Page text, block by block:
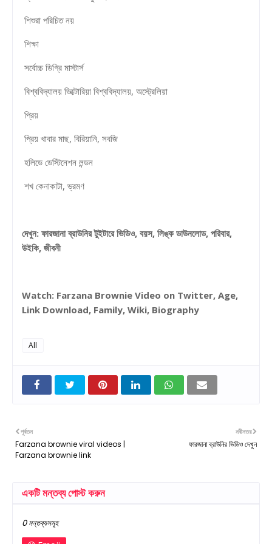
শিশুরা পরিচিত নয়
শিক্ষা
সর্বোচ্চ ডিগ্রি মাস্টার্স
বিশ্ববিদ্যালয় ভিক্টোরিয়া বিশ্ববিদ্যালয়, অস্ট্রেলিয়া
প্রিয়
প্রিয় খাবার মাছ, বিরিয়ানি, সবজি
হলিডে ডেস্টিনেশন লন্ডন
শখ কেনাকাটা, ভ্রমণ
দেখুন: ফারজানা ব্রাউনির টুইটারে ভিডিও, বয়স, লিঙ্ক ডাউনলোড, পরিবার,
উইকি, জীবনী
Watch: Farzana Brownie Video on Twitter, Age,
Link Download, Family, Wiki, Biography
All
নবীনতর
ফারজানা ব্রাউনির ভিডিও দেখুন
পূর্বতন
Farzana brownie viral videos |
Farzana brownie link
একটি মন্তব্য পোস্ট করুন
0 মন্তব্যসমূহ